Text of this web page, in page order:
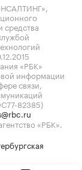
средства
«РБК»
информации
связи,
82385)
«РБК».